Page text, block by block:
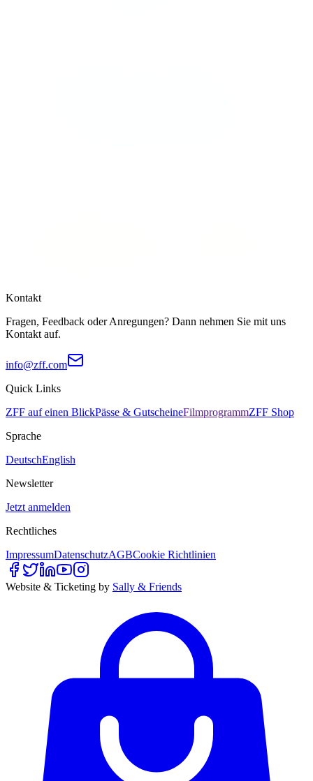
Kontakt
Fragen, Feedback oder Anregungen? Dann nehmen Sie mit uns
Kontakt auf.
info@zff.com
Quick Links
ZFF auf einen BlickPässe & GutscheineFilmprogrammZFF Shop
Sprache
DeutschEnglish
Newsletter
Jetzt anmelden
Rechtliches
ImpressumDatenschutzAGBCookie Richtlinien
Website & Ticketing by Sally & Friends